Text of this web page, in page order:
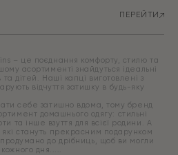
ПЕРЕЙТИ
– це поєднання комфорту, стилю та
асортименті знайдуться ідеальні
та дітей. Наші капці виготовлені з
відчуття затишку в будь-яку
себе затишно вдома, тому бренд
домашнього одягу: стильні
та інше взуття для всієї родини. А
які стануть прекрасним подарунком
до дрібниць, щоб ви могли
дня.